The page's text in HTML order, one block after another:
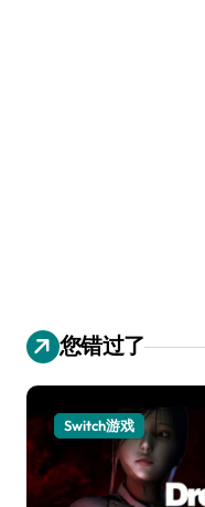
您错过了
Switch游戏